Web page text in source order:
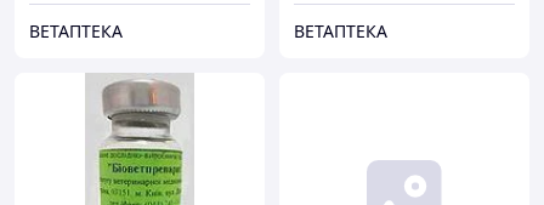
ВЕТАПТЕКА ВЕТАПТЕКА